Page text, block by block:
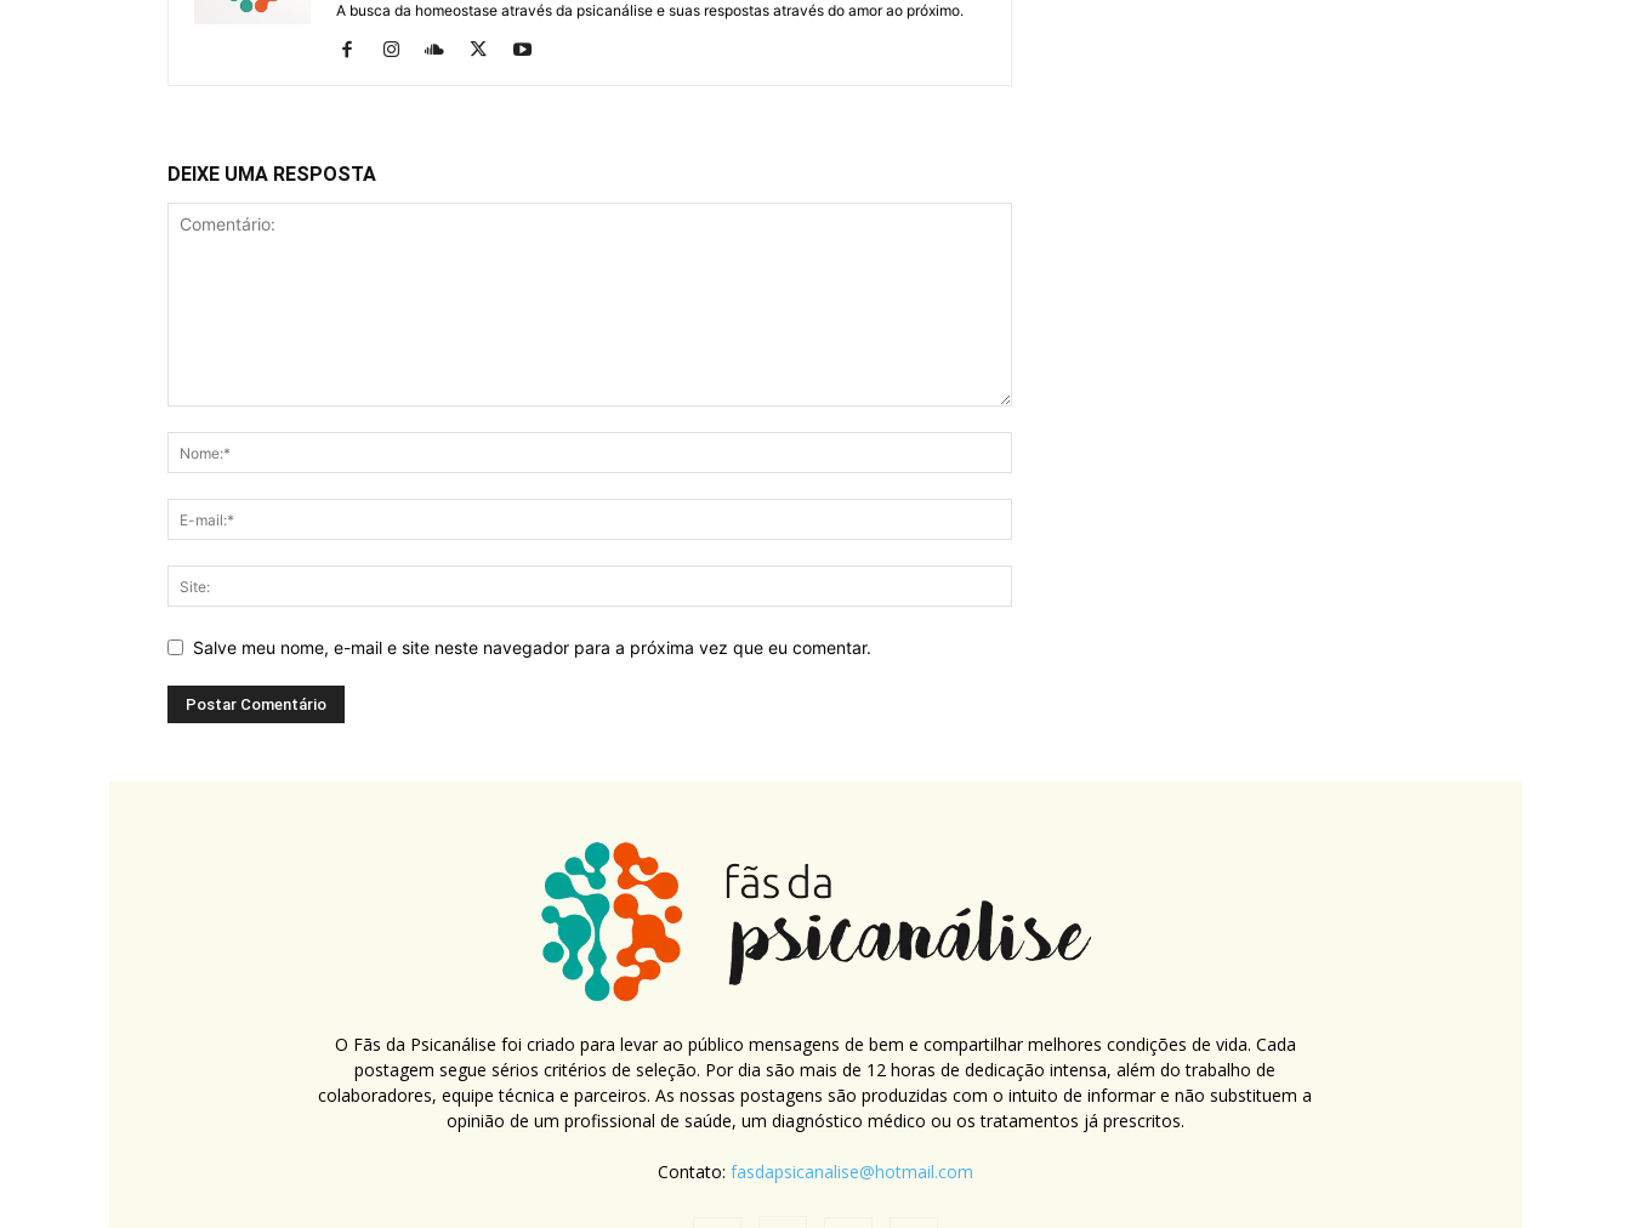
A busca da homeostase através da psicanálise e suas respostas através do amor ao próximo.
DEIXE UMA RESPOSTA
Salve meu nome, e-mail e site neste navegador para a próxima vez que eu comentar.
O Fãs da Psicanálise foi criado para levar ao público mensagens de bem e compartilhar melhores condições de vida. Cada
postagem segue sérios critérios de seleção. Por dia são mais de 12 horas de dedicação intensa, além do trabalho de
colaboradores, equipe técnica e parceiros. As nossas postagens são produzidas com o intuito de informar e não substituem a
opinião de um profissional de saúde, um diagnóstico médico ou os tratamentos já prescritos.
Contato: fasdapsicanalise@hotmail.com